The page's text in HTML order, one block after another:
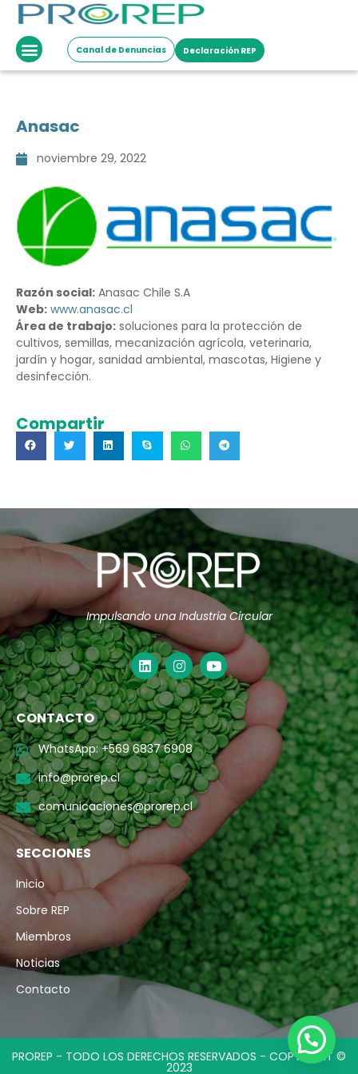
Canal de Denuncias Declaración REP
Anasac
noviembre 29, 2022
Razón social: Anasac Chile S.A
Web: www.anasac.cl
Área de trabajo: soluciones para la protección de
cultivos, semillas, mecanización agrícola, veterinaria,
jardín y hogar, sanidad ambiental, mascotas, Higiene y
desinfección.
Compartir
Impulsando una Industria Circular
CONTACTO
WhatsApp: +569 6837 6908
info@prorep.cl
comunicaciones@prorep.cl
SECCIONES
Inicio
Sobre REP
Miembros
Noticias
Contacto
PROREP - TODO LOS DERECHOS RESERVADOS - COPYRIGHT ©
2023